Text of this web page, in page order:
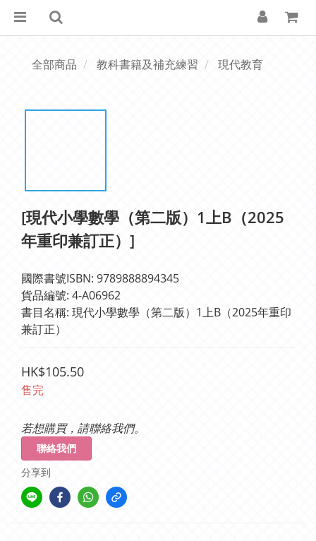
全部商品 教科書籍及補充練習 現代教育
[現代小學數學（第二版）1上B（2025
年重印兼訂正）]
國際書號ISBN: 9789888894345
貨品編號: 4-A06962
書目名稱: 現代小學數學（第二版）1上B（2025年重印
兼訂正）
HK$105.50
售完
若想購買，請聯絡我們。
聯絡我們
分享到